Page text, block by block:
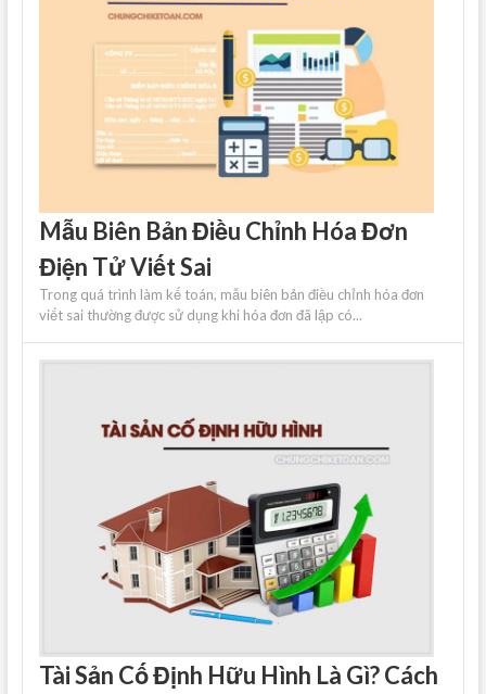
Mẫu Biên Bản Điều Chỉnh Hóa Đơn
Điện Tử Viết Sai
Trong quá trình làm kế toán, mẫu biên bản điều chỉnh hóa đơn
viết sai thường được sử dụng khi hóa đơn đã lập có...
Tài Sản Cố Định Hữu Hình Là Gì? Cách